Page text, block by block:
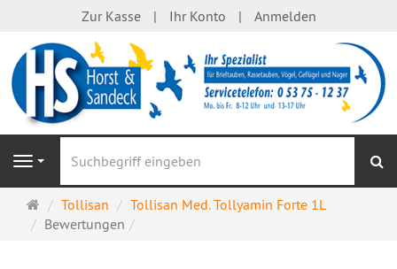
Zur Kasse Ihr Konto Anmelden
Navigation
Startseite
Tollisan
Tollisan Med. Tollyamin Forte 1L
Bewertungen